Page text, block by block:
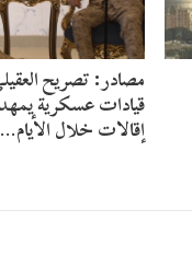
مصادر: تصريح
قيادات عسكرية
إقالات خلال الأيام…